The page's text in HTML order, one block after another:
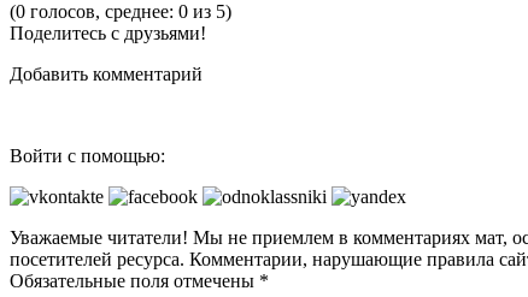
(0 голосов, среднее: 0 из 5)
Поделитесь с друзьями!
Добавить комментарий
Войти с помощью:
Уважаемые читатели! Мы не приемлем в комментариях мат,
посетителей ресурса. Комментарии, нарушающие правила
Обязательные поля отмечены *